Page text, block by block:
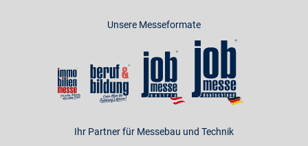
Unsere Messeformate
Ihr Partner für Messebau und Technik